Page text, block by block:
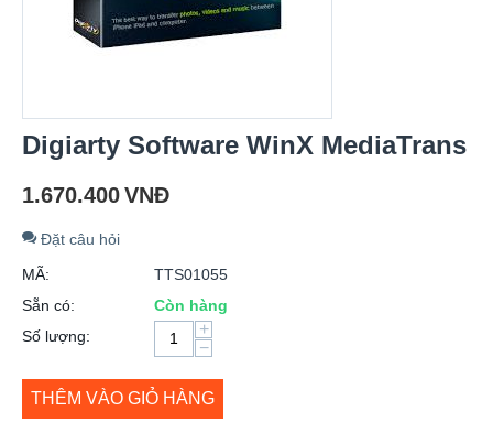
Digiarty Software WinX MediaTrans
1.670.400VNĐ
Đặt câu hỏi
MÃ:
TTS01055
Sẵn có:
Còn hàng
Số lượng:
+
−
THÊM VÀO GIỎ HÀNG